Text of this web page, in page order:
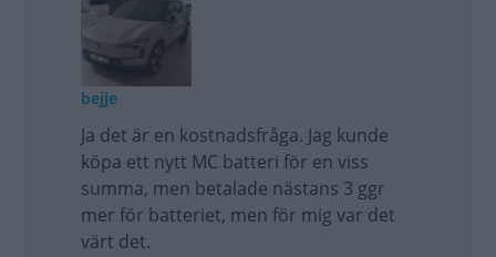
bejje
Ja det är en kostnadsfråga. Jag kunde
köpa ett nytt MC batteri för en viss
summa, men betalade nästans 3 ggr
mer för batteriet, men för mig var det
värt det.